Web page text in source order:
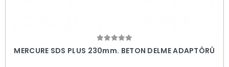
Sepete Ekle
MERCURE SDS PLUS 230mm. BETON DELME ADAPTÖRÜ